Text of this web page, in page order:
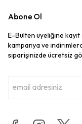
Abone Ol
E-Bülten üyeliğine
kampanya ve
siparişinizde ücretsiz